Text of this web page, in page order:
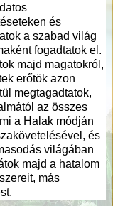
és
a szabad világ
fogadtatok el.
majd magatokról,
erőtök azon
megtagadtatok,
az összes
a Halak módján
és
világában
majd a hatalom
más